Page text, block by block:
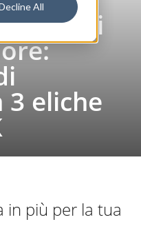
All
droni di
3 eliche
in più per la tua